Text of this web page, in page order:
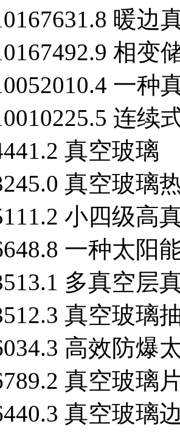
暖边
相变
一种
连续
真空玻璃
真空玻璃
小四级高
一种太阳
多真空层
真空玻璃
高效防爆
真空玻璃
真空玻璃